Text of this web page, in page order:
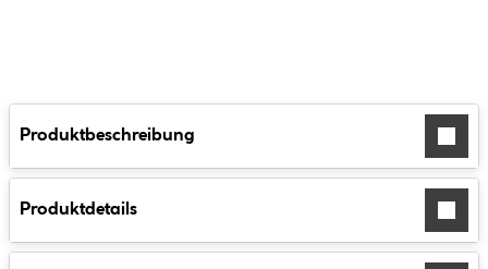
Produktbeschreibung
Produktdetails